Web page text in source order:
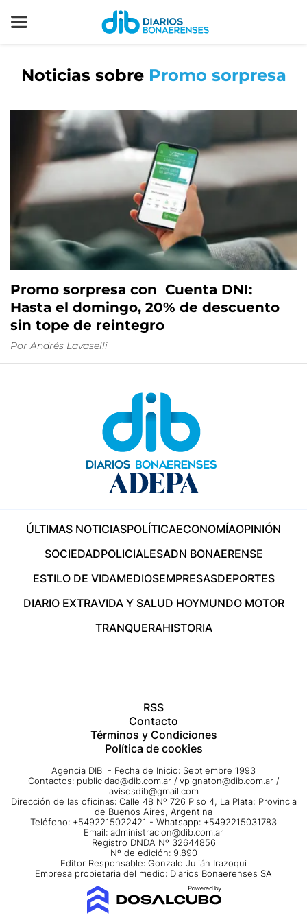
Noticias sobre Promo sorpresa
Promo sorpresa con Cuenta DNI:
Hasta el domingo, 20% de descuento
sin tope de reintegro
Por Andrés Lavaselli
ÚLTIMAS NOTICIASPOLÍTICAECONOMÍAOPINIÓN
SOCIEDADPOLICIALESADN BONAERENSE
ESTILO DE VIDAMEDIOSEMPRESASDEPORTES
DIARIO EXTRAVIDA Y SALUD HOYMUNDO MOTOR
TRANQUERAHISTORIA
RSS
Contacto
Términos y Condiciones
Política de cookies
Agencia DIB - Fecha de Inicio: Septiembre 1993
Contactos: publicidad@dib.com.ar / vpignaton@dib.com.ar /
avisosdib@gmail.com
Dirección de las oficinas: Calle 48 Nº 726 Piso 4, La Plata; Provincia
de Buenos Aires, Argentina
Teléfono: +5492215022421 - Whatsapp: +5492215031783
Email: administracion@dib.com.ar
Registro DNDA Nº 32644856
Nº de edición: 9.890
Editor Responsable: Gonzalo Julián Irazoqui
Empresa propietaria del medio: Diarios Bonaerenses SA